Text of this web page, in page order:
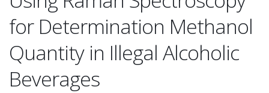
for Determination Methanol
Quantity in Illegal Alcoholic
Beverages